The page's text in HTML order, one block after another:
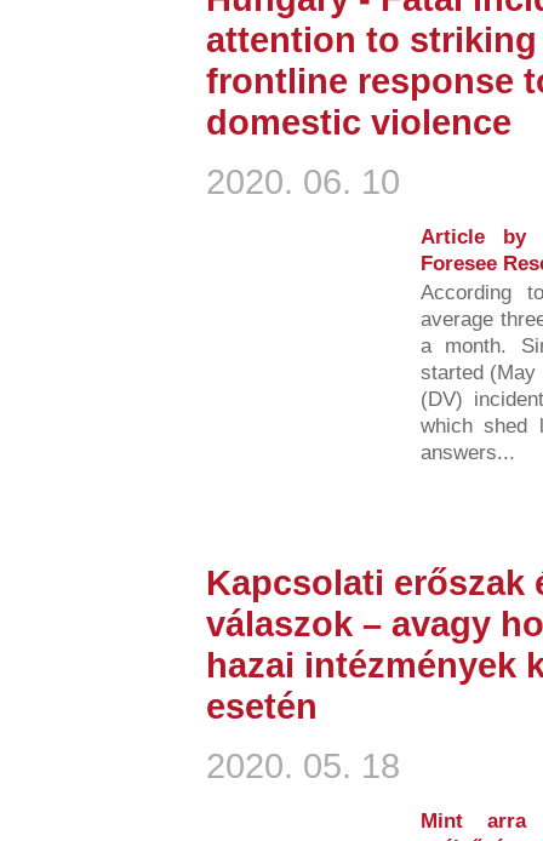
attention to
frontline response
domestic violence
2020. 06. 10
Article by
Foresee
According
average
a month.
started (May
(DV)
which shed
answers...
Kapcsolati erőszak
válaszok – avagy
hazai intézmények
esetén
2020. 05. 18
Mint arra